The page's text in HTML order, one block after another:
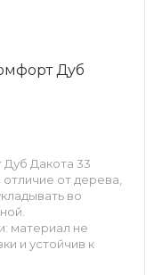
Дуб
Дакота 33
от дерева,
во
материал не
и устойчив к